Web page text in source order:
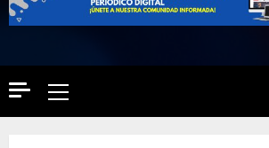
Primary
Menu